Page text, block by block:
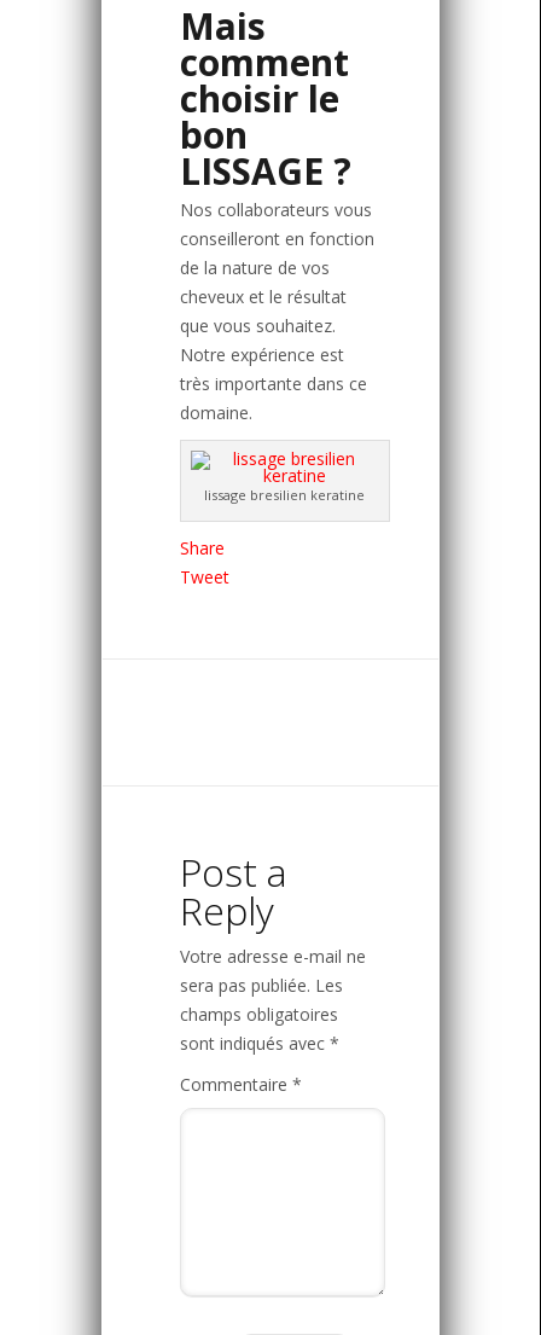
Mais
comment
choisir le
bon
LISSAGE ?
Nos collaborateurs vous
conseilleront en fonction
de la nature de vos
cheveux et le résultat
que vous souhaitez.
Notre expérience est
très importante dans ce
domaine.
lissage bresilien keratine
Share
Tweet
Post a
Reply
Votre adresse e-mail ne
sera pas publiée. Les
champs obligatoires
sont indiqués avec *
Commentaire *